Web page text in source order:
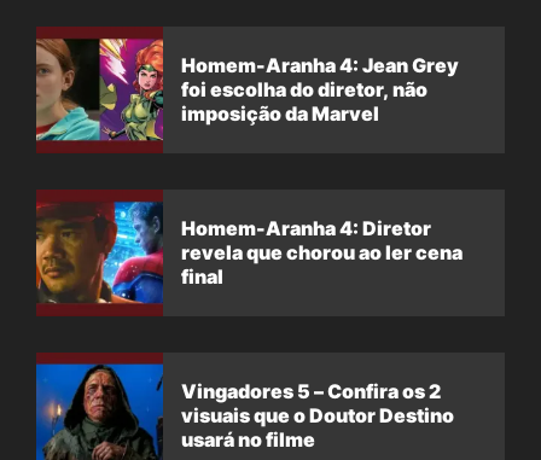
Homem-Aranha 4: Jean Grey
foi escolha do diretor, não
imposição da Marvel
Homem-Aranha 4: Diretor
revela que chorou ao ler cena
final
Vingadores 5 – Confira os 2
visuais que o Doutor Destino
usará no filme